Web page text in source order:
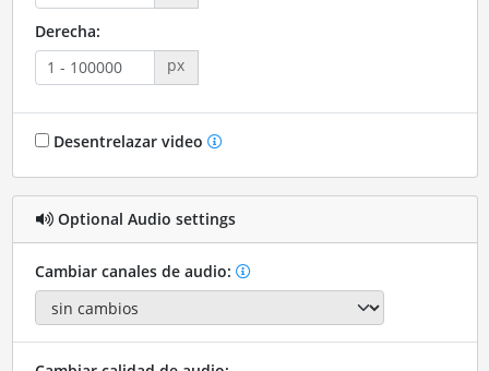
Derecha:
px
Desentrelazar video
Optional Audio settings
Cambiar canales de audio: